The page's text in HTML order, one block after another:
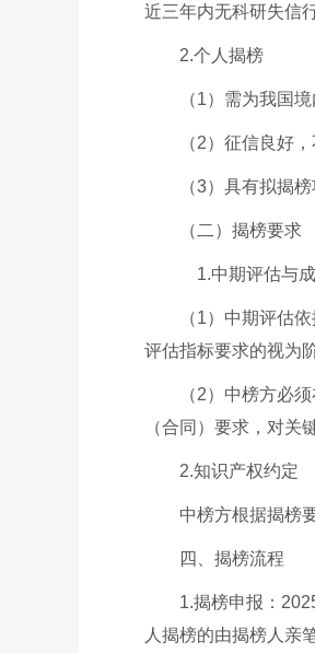
近三年内无科研失信
2.个人揭榜
（1）需为我国
（2）征信良好
（3）具有拟揭
（二）揭榜要求
1.中期评估与
（1）中期评估
评估指标要求的视为
（2）中榜方必
（合同）要求，对关
2.知识产权约定
中榜方根据揭榜
四、揭榜流程
1.揭榜申报：
人揭榜的由揭榜人亲